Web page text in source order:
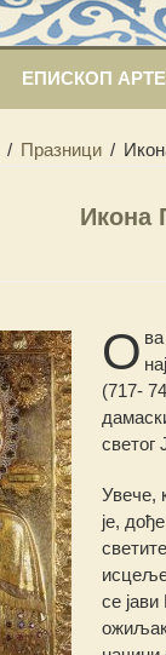
ЕПИСКОП
/ Празници /
Икона
О
(717-
светог
Увече,
је,
се